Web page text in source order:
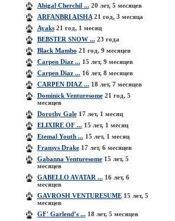
Abigal Cherchil ...20 лет, 5 месяцев
ARFANBRI AISHA21 год, 3 месяца
Ayaks21 год, 1 месяц
BEBSTER SNOW ...23 года
Black Mambo 21 год, 9 месяцев
Carpen Diaz ...15 лет, 9 месяцев
Carpen Diaz ...16 лет, 8 месяцев
CARPEN DIAZ ...18 лет, 7 месяцев
Dominick Venturesome21 год, 5
месяцев
Dorothy Gale17 лет, 1 месяц
ELIXIRE OF ...15 лет, 1 месяц
Etemal Youth ...15 лет, 1 месяц
Fransys Drake17 лет, 6 месяцев
Gabanna Venturesome15 лет, 5
месяцев
GABELLO AVATAR ...16 лет, 6
месяцев
GAVROSH VENTURESUME15 лет, 5
месяцев
GF' Garlend’s ...18 лет, 5 месяцев